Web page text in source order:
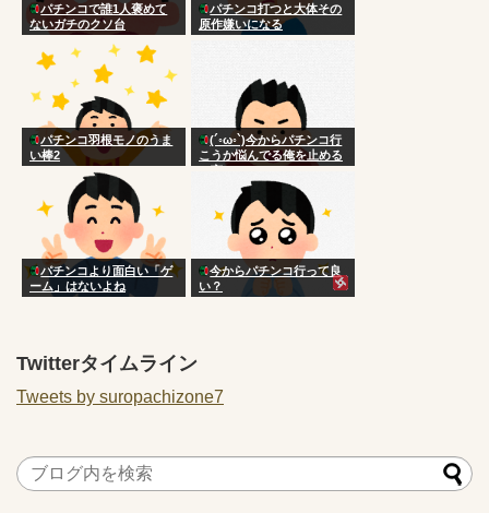
パチンコで誰1人褒めて
ないガチのクソ台
パチンコ打つと大体その
原作嫌いになる
パチンコ羽根モノのうま
い棒2
(´◦ω◦`)今からパチンコ行
こうか悩んでる俺を止める
一言
パチンコより面白い「ゲ
ーム」はないよね
今からパチンコ行って良
い？
Twitterタイムライン
Tweets by suropachizone7